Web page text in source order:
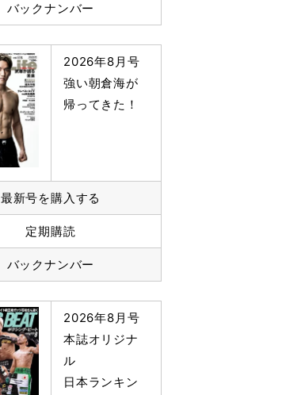
バックナンバー
2026年8月号
強い朝倉海が
帰ってきた！
最新号を購入する
定期購読
バックナンバー
2026年8月号
本誌オリジナ
ル
日本ランキン